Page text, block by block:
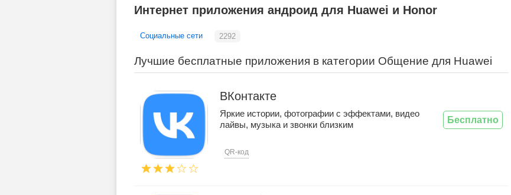
Интернет приложения андроид для Huawei и Honor
Социальные сети 2292
Лучшие бесплатные приложения в категории Общение для Huawei
ВКонтакте
Яркие истории, фотографии с эффектами, видео
лайвы, музыка и звонки близким
QR-код
Бесплатно